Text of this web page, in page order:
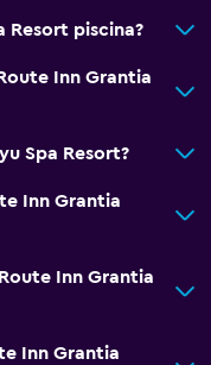
Resort piscina?
Inn Grantia
Spa Resort?
Inn Grantia
Inn Grantia
Inn Grantia